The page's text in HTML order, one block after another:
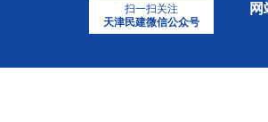
扫一扫关注
天津民建微信公众号